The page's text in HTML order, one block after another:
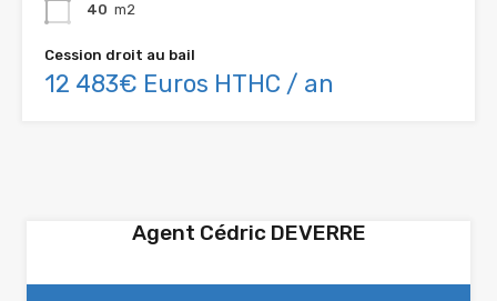
40 m2
Cession droit au bail
12 483€ Euros HTHC / an
Agent Cédric DEVERRE